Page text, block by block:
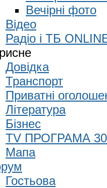
Вечірні фото
Відео
Радіо і ТБ
Довідка
Транспорт
Приватні
Література
Бізнес
TV ПРОГРАМА
Мапа
Гостьова